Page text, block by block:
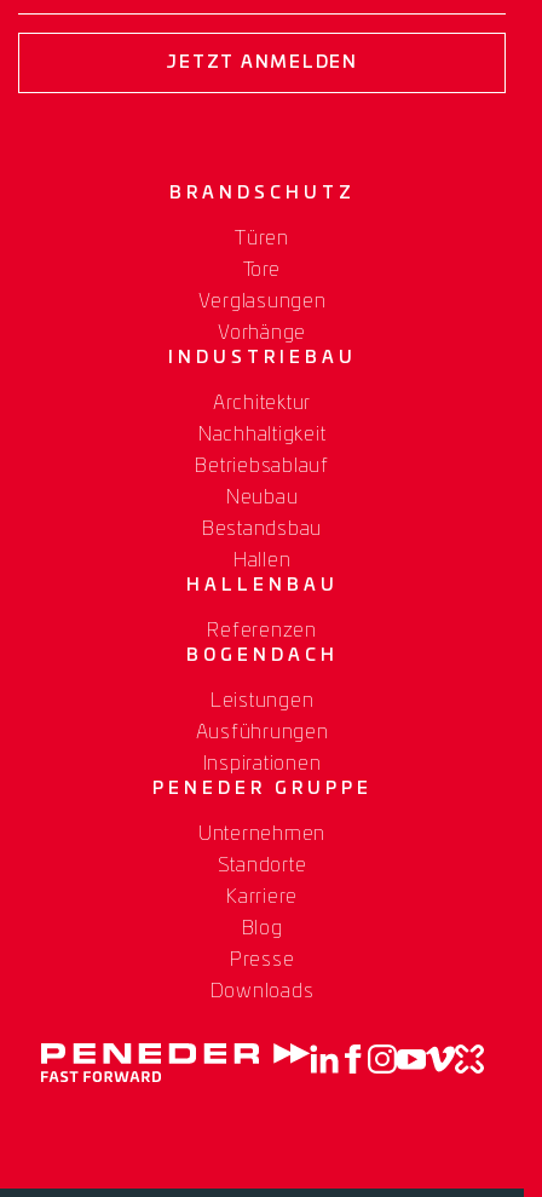
JETZT ANMELDEN
BRANDSCHUTZ
Türen
Tore
Verglasungen
Vorhänge
INDUSTRIEBAU
Architektur
Nachhaltigkeit
Betriebsablauf
Neubau
Bestandsbau
Hallen
HALLENBAU
Referenzen
BOGENDACH
Leistungen
Ausführungen
Inspirationen
PENEDER GRUPPE
Unternehmen
Standorte
Karriere
Blog
Presse
Downloads